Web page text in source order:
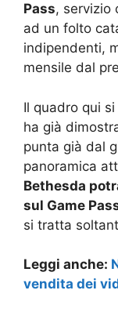
Pass, servizio
ad un folto
indipendenti,
mensile dal
Il quadro qui
ha già
punta già dal
panoramica
Bethesda
sul Game
si tratta
Leggi anche:
vendita dei